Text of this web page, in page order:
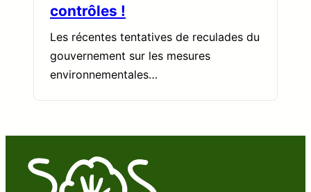
contrôles !
Les récentes tentatives de reculades du
gouvernement sur les mesures
environnementales…